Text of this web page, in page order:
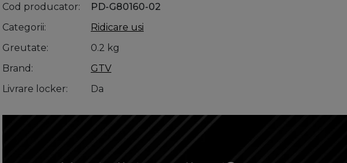
Cod producator
PD-G80160-02
Categorii
Ridicare usi
Greutate
0.2 kg
Brand
GTV
Livrare locker
Da